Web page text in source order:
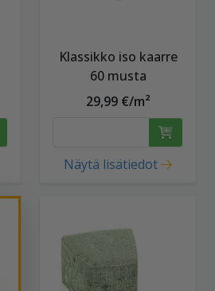
Klassikko iso kaarre
60 musta
29,99 €/m²
Näytä lisätiedot